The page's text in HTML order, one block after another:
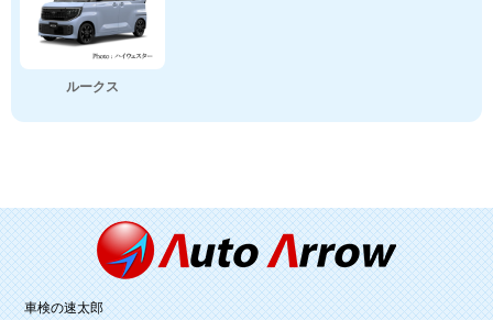
ルークス
車検の速太郎